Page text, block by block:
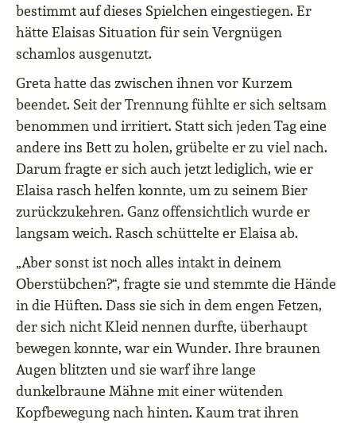
bestimmt auf dieses Spielchen eingestiegen. Er
hätte Elaisas Situation für sein Vergnügen
schamlos ausgenutzt.
Greta hatte das zwischen ihnen vor Kurzem
beendet. Seit der Trennung fühlte er sich seltsam
benommen und irritiert. Statt sich jeden Tag eine
andere ins Bett zu holen, grübelte er zu viel nach.
Darum fragte er sich auch jetzt lediglich, wie er
Elaisa rasch helfen konnte, um zu seinem Bier
zurückzukehren. Ganz offensichtlich wurde er
langsam weich. Rasch schüttelte er Elaisa ab.
„Aber sonst ist noch alles intakt in deinem
Oberstübchen?“, fragte sie und stemmte die Hände
in die Hüften. Dass sie sich in dem engen Fetzen,
der sich nicht Kleid nennen durfte, überhaupt
bewegen konnte, war ein Wunder. Ihre braunen
Augen blitzten und sie warf ihre lange
dunkelbraune Mähne mit einer wütenden
Kopfbewegung nach hinten. Kaum trat ihren